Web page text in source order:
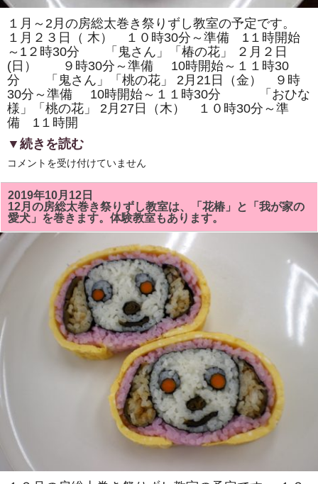
て
紹
介
さ
ま
し
た!!
は
１月～2月の房総太巻き祭りずし教室の予定です。
１月２３日（ 木） １０時30分～準備 1１時開始
～1２時30分 「鬼さん」「椿の花」 ２月２日
(日） ９時30分～準備 10時開始～１１時30
分 「鬼さん」「桃の花」 2月21日（金） ９時
30分～準備 10時開始～１１時30分 「おひな
様」「桃の花」 2月27日（木） １０時30分～準
備 1１時開
▼続きを読む
１
～
2
月
の
房
総
寿
あ
り
ま
す。
コメントを受け付けていません
2019年10月12日
12月の房総太巻き祭りずし教室は、「花椿」と「我が家の
愛犬」を巻きます。体験教室もあります。